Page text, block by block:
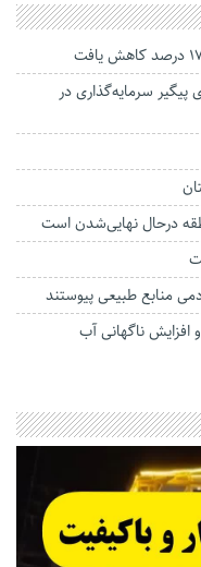
هلدینگ اقتصادی پیگیر سرمایه‌گذاری در
درحال نهایی‌شدن است
افزایش ناگهانی آب